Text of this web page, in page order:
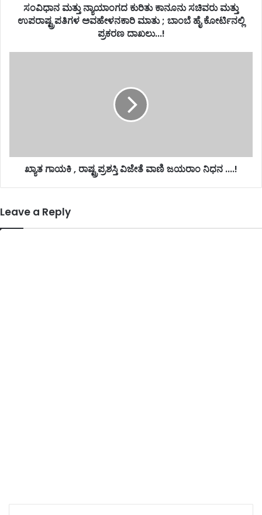
ಸಂವಿಧಾನ ಮತ್ತು ನ್ಯಾಯಾಂಗದ ಕುರಿತು ಕಾನೂನು ಸಚಿವರು ಮತ್ತು
ಉಪರಾಷ್ಟ್ರಪತಿಗಳ ಅವಹೇಳನಕಾರಿ ಮಾತು ; ಬಾಂಬೆ ಹೈ ಕೋರ್ಟಿನಲ್ಲಿ
ಪ್ರಕರಣ ದಾಖಲು...!
ಖ್ಯಾತ ಗಾಯಕಿ , ರಾಷ್ಟ್ರಪ್ರಶಸ್ತಿ ವಿಜೇತೆ ವಾಣಿ ಜಯರಾಂ ನಿಧನ ....!
Leave a Reply